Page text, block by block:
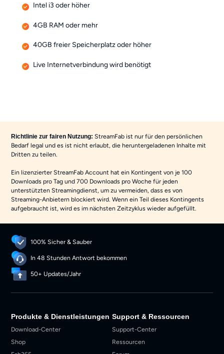
Intel i3 oder höher
4GB RAM oder mehr
40GB freier Speicherplatz oder höher
Live Internetverbindung wird benötigt
Richtlinie zur fairen Nutzung:StreamFab ist nur für den persönlichen
Bedarf legal und es ist nicht erlaubt, die heruntergeladenen Inhalte mit
Dritten zu teilen.
Ein lizenzierter StreamFab Account hat ein Kontingent von je 100
Downloads pro Tag und 700 Downloads pro Woche für jeden
unterstützten Streamingdienst, um zu vermeiden, dass es von
Streaming-Anbietern blockiert wird. Wenn ein Teil dieses Kontingents
aufgebraucht ist, wird es im nächsten Zeitzyklus wieder aufgefüllt.
100% Sicher & Sauber
In 48 Stunden Antwort bekommen
50+ Updates/Jahr
Produkte & Dienstleistungen
Download-Center
Shop
Support & Ressourcen
Support-Center
Ressourcen